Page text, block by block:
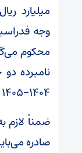
وجه
محکوم
نامبرده
۱۴۰۴-۱۴۰۵ تعلیق می‌گردد.
ضمناً لازم
صادره